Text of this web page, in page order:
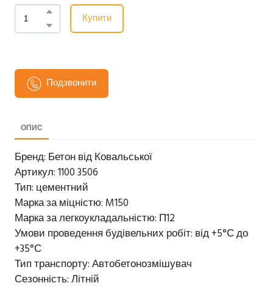
Купити
Подзвонити
ОПИС
Бренд: Бетон від Ковальської
Артикул: 1100 3506
Тип: цементний
Марка за міцністю: M150
Марка за легкоукладальністю: П12
Умови проведення будівельних робіт: від +5°С до
+35°С
Тип транспорту: Автобетонозмішувач
Сезонність: Літній